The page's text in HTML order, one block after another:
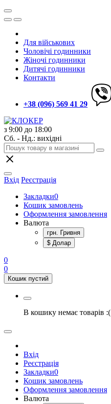
Для військових
Чоловічі годинники
Жіночі годинники
Дитячі годинники
Контакти
+38 (096) 569 41 29
з 9:00 до 18:00
Сб. - Нд.: вихідні
Вхід Реєстрація
Закладки0
Кошик замовлень
Оформлення замовлення
Валюта
грн. Гривня
$ Долар
0
0
Кошик пустий
В кошику немає товарів :(
Вхід
Реєстрація
Закладки0
Кошик замовлень
Оформлення замовлення
Валюта